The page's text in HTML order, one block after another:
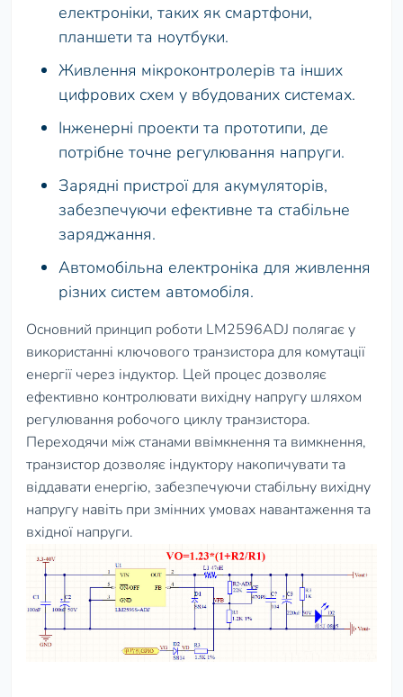
електроніки, таких як смартфони,
планшети та ноутбуки.
Живлення мікроконтролерів та інших
цифрових схем у вбудованих системах.
Інженерні проекти та прототипи, де
потрібне точне регулювання напруги.
Зарядні пристрої для акумуляторів,
забезпечуючи ефективне та стабільне
заряджання.
Автомобільна електроніка для живлення
різних систем автомобіля.
Основний принцип роботи LM2596ADJ полягає у
використанні ключового транзистора для комутації
енергії через індуктор. Цей процес дозволяє
ефективно контролювати вихідну напругу шляхом
регулювання робочого циклу транзистора.
Переходячи між станами ввімкнення та вимкнення,
транзистор дозволяє індуктору накопичувати та
віддавати енергію, забезпечуючи стабільну вихідну
напругу навіть при змінних умовах навантаження та
вхідної напруги.